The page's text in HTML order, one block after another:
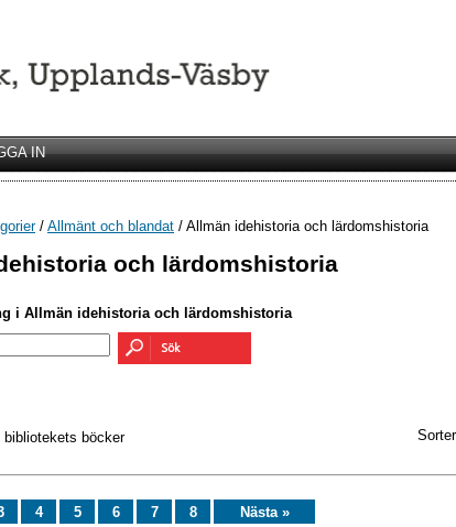
IN
/ Allmänt och blandat / Allmän idehistoria och lärdomshistoria
och lärdomshistoria
i Allmän idehistoria och lärdomshistoria
böcker
4 5 6 7 8 Nästa »